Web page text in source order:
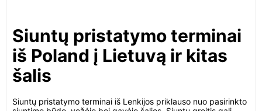
Siuntų pristatymo terminai
iš Poland į Lietuvą ir kitas
šalis
Siuntų pristatymo terminai iš Lenkijos priklauso nuo pasirinkto